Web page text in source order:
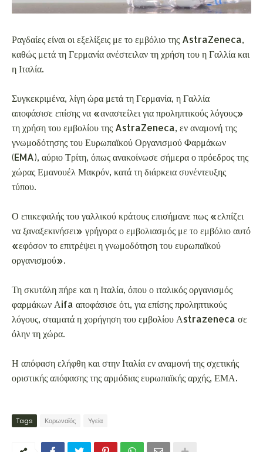
Ραγδαίες είναι οι εξελίξεις με το εμβόλιο της AstraZeneca,
καθώς μετά τη Γερμανία ανέστειλαν τη χρήση του η Γαλλία και
η Ιταλία.
Συγκεκριμένα, λίγη ώρα μετά τη Γερμανία, η Γαλλία
αποφάσισε επίσης να «αναστείλει για προληπτικούς λόγους»
τη χρήση του εμβολίου της AstraZeneca, εν αναμονή της
γνωμοδότησης του Ευρωπαϊκού Οργανισμού Φαρμάκων
(EMA), αύριο Τρίτη, όπως ανακοίνωσε σήμερα ο πρόεδρος της
χώρας Εμανουέλ Μακρόν, κατά τη διάρκεια συνέντευξης
τύπου.
Ο επικεφαλής του γαλλικού κράτους επισήμανε πως «ελπίζει
να ξαναξεκινήσει» γρήγορα ο εμβολιασμός με το εμβόλιο αυτό
«εφόσον το επιτρέψει η γνωμοδότηση του ευρωπαϊκού
οργανισμού».
Τη σκυτάλη πήρε και η Ιταλία, όπου ο ιταλικός οργανισμός
φαρμάκων Αifa αποφάσισε ότι, για επίσης προληπτικούς
λόγους, σταματά η χορήγηση του εμβολίου Αstrazeneca σε
όλην τη χώρα.
Η απόφαση ελήφθη και στην Ιταλία εν αναμονή της σχετικής
οριστικής απόφασης της αρμόδιας ευρωπαϊκής αρχής, ΕΜΑ.
Tags Κορωναϊός Υγεία